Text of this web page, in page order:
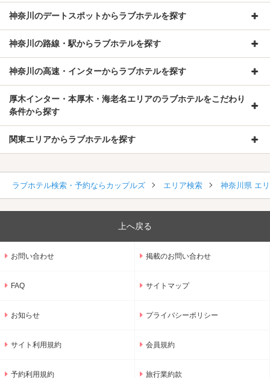
神奈川のデートスポットからラブホテルを探す
神奈川の路線・駅からラブホテルを探す
神奈川の高速・インターからラブホテルを探す
厚木インター・本厚木・海老名エリアのラブホテルをこだわり
条件から探す
関東エリアからラブホテルを探す
ラブホテル検索・予約ならカップルズ エリア検索 神奈川県 エ
上へ戻る
お問い合わせ 掲載のお問い合わせ
FAQ サイトマップ
お知らせ プライバシーポリシー
サイト利用規約 会員規約
予約利用規約 旅行業約款